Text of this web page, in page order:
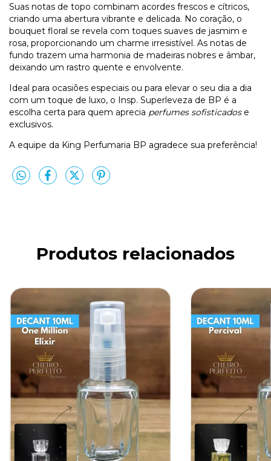
Suas notas de topo combinam acordes frescos e cítricos,
criando uma abertura vibrante e delicada. No coração, o
bouquet floral se revela com toques suaves de jasmim e
rosa, proporcionando um charme irresistível. As notas de
fundo trazem uma harmonia de madeiras nobres e âmbar,
deixando um rastro quente e envolvente.
Ideal para ocasiões especiais ou para elevar o seu dia a dia
com um toque de luxo, o Insp. Superleveza de BP é a
escolha certa para quem aprecia perfumes sofisticadose
exclusivos.
A equipe da King Perfumaria BP agradece sua preferência!
Produtos relacionados